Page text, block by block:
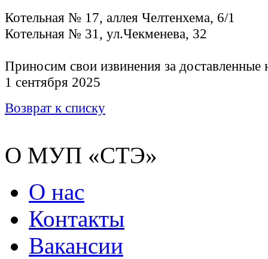
Котельная № 17, аллея Челтенхема, 6/1
Котельная № 31, ул.Чекменева, 32
Приносим свои извинения за доставленные
1 сентября 2025
Возврат к списку
О МУП «СТЭ»
О нас
Контакты
Вакансии